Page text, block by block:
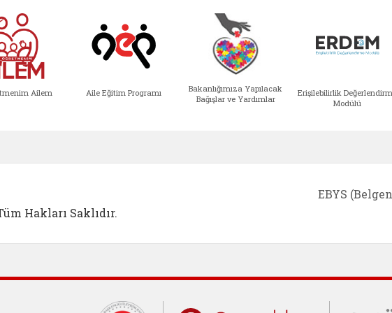
Ailem Aile Eğitim Programı
Bakanlığımıza Yapılacak
Bağışlar ve Yardımlar
Erişilebilirlik
Modülü
Hakları Saklıdır.
EBYS
Cumhurbaşkanlığı İletişim Merkezi
Çocuklar